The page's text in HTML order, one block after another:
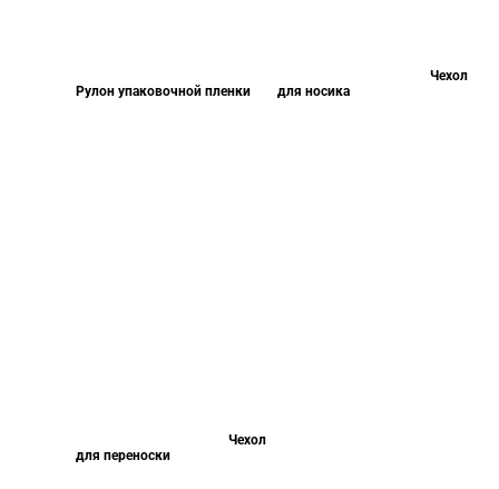
Рулон упаковочной пленки
Чехол
для носика
Чехол
для переноски